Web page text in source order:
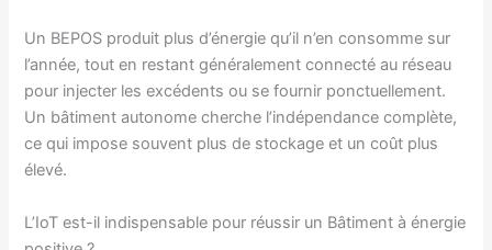
Un BEPOS produit plus d’énergie qu’il n’en consomme sur
l’année, tout en restant généralement connecté au réseau
pour injecter les excédents ou se fournir ponctuellement.
Un bâtiment autonome cherche l’indépendance complète,
ce qui impose souvent plus de stockage et un coût plus
élevé.
L’IoT est-il indispensable pour réussir un Bâtiment à énergie